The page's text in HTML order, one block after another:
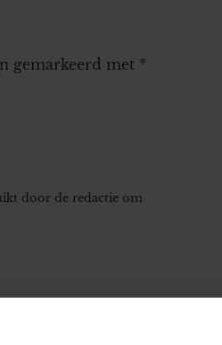
gemarkeerd met *
door de redactie om